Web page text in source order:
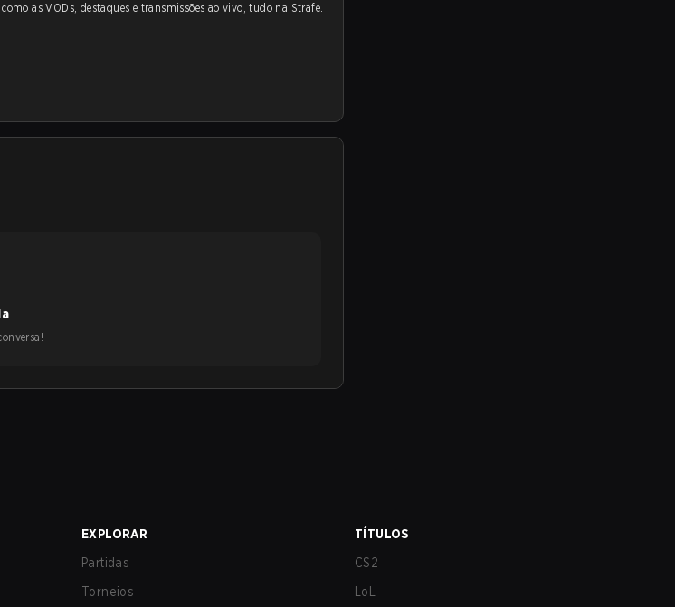
, assim como as VODs, destaques e transmissões ao vivo, tudo na Strafe.
EXPLORAR
Partidas
Torneios
TÍTULOS
CS2
LoL